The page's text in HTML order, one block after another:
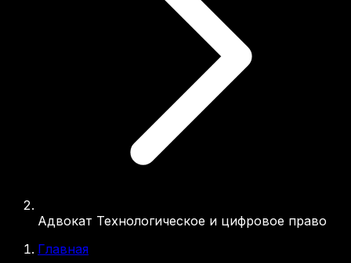
Адвокат Технологическое и цифровое право
Главная